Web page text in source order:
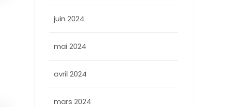
juin 2024
mai 2024
avril 2024
mars 2024